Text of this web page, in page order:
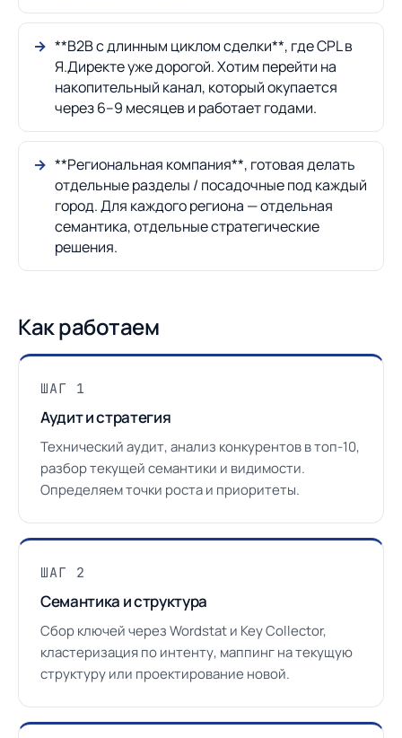
**B2B с длинным циклом сделки**, где CPL в
Я.Директе уже дорогой. Хотим перейти на
накопительный канал, который окупается
через 6–9 месяцев и работает годами.
**Региональная компания**, готовая делать
отдельные разделы / посадочные под каждый
город. Для каждого региона — отдельная
семантика, отдельные стратегические
решения.
Как работаем
ШАГ 1
Аудит и стратегия
Технический аудит, анализ конкурентов в топ-10,
разбор текущей семантики и видимости.
Определяем точки роста и приоритеты.
ШАГ 2
Семантика и структура
Сбор ключей через Wordstat и Key Collector,
кластеризация по интенту, маппинг на текущую
структуру или проектирование новой.